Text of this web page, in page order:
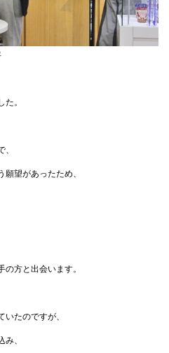
。
望があったため、
方と出会います。
たのですが、
、